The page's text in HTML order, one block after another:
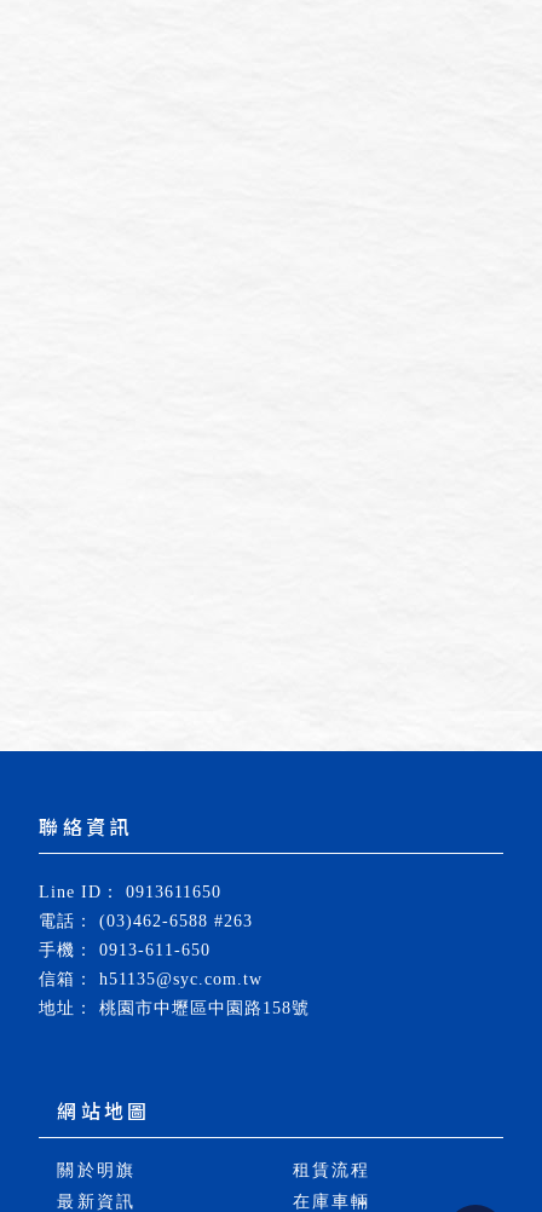
0913611650
(03)462-6588 #263
0913-611-650
h51135@syc.com.tw
桃園市中壢區中園路158號
關於明旗
租賃流程
最新資訊
在庫車輛